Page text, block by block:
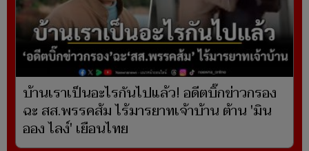
บ้านเราเป็นอะไรกันไปแล้ว! อดีตบิ๊กข่าวกรอง
ฉะ สส.พรรคส้ม ไร้มารยาทเจ้าบ้าน ต้าน 'มิน
ออง ไลง์' เยือนไทย